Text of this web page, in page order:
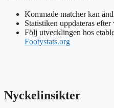
Kommade matcher kan
Statistiken uppdateras efter
Följ utvecklingen hos
Footystats.org
Nyckelinsikter